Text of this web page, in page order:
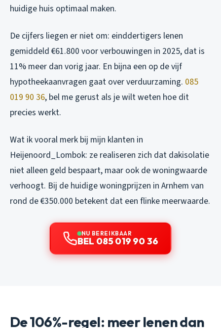
huidige huis optimaal maken.
De cijfers liegen er niet om: einddertigers lenen
gemiddeld €61.800 voor verbouwingen in 2025, dat is
11% meer dan vorig jaar. En bijna een op de vijf
hypotheekaanvragen gaat over verduurzaming. 085
019 90 36, bel me gerust als je wilt weten hoe dit
precies werkt.
Wat ik vooral merk bij mijn klanten in
Heijenoord_Lombok: ze realiseren zich dat dakisolatie
niet alleen geld bespaart, maar ook de woningwaarde
verhoogt. Bij de huidige woningprijzen in Arnhem van
rond de €350.000 betekent dat een flinke meerwaarde.
NU BEREIKBAAR
BEL 085 019 90 36
De 106%-regel: meer lenen dan